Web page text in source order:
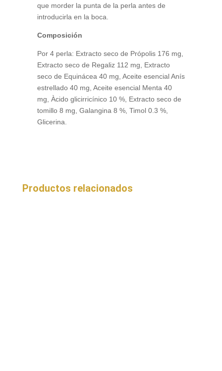
que morder la punta de la perla antes de
introducirla en la boca.
Composición
Por 4 perla: Extracto seco de Própolis 176 mg,
Extracto seco de Regaliz 112 mg, Extracto
seco de Equinácea 40 mg, Aceite esencial Anís
estrellado 40 mg, Aceite esencial Menta 40
mg, Àcido glicirricínico 10 %, Extracto seco de
tomillo 8 mg, Galangina 8 %, Timol 0.3 %,
Glicerina.
Productos relacionados